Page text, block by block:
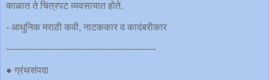
काळात ते चित्रपट व्यवसायात होते.
- आधुनिक मराठी कवी, नाटककार व कादंबरीकार
--------------------------------------------------
● ग्रंथसंपदा